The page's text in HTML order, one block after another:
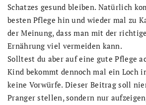
Schatzes gesund bleiben. Natürlich
besten Pflege hin und wieder mal zu
der Meinung, dass man mit der
Ernährung viel vermeiden kann.
Solltest du aber auf eine gute Pflege
Kind bekommt dennoch mal ein Loch
keine Vorwürfe. Dieser Beitrag soll
Pranger stellen, sondern nur